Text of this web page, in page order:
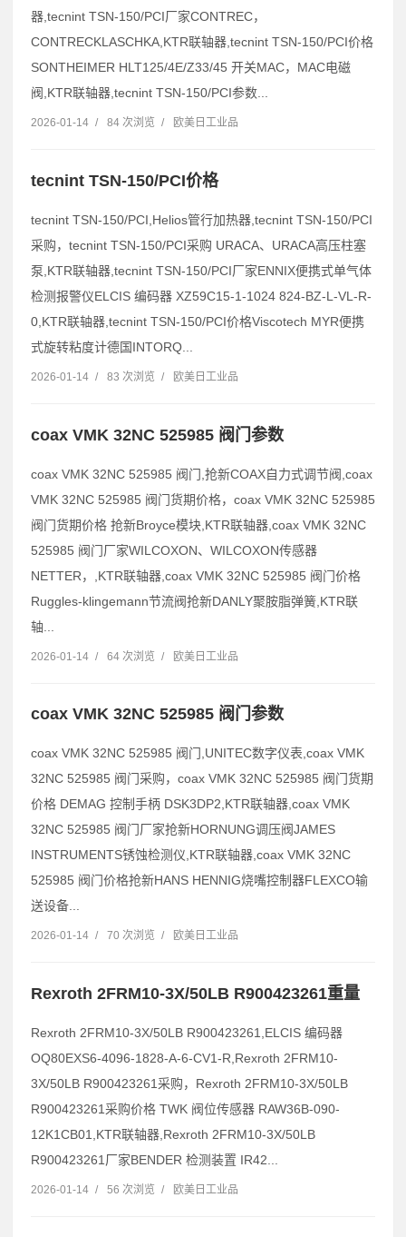
器,tecnint TSN-150/PCI厂家CONTREC，
CONTRECKLASCHKA,KTR联轴器,tecnint TSN-150/PCI价格
SONTHEIMER HLT125/4E/Z33/45 开关MAC，MAC电磁
阀,KTR联轴器,tecnint TSN-150/PCI参数...
2026-01-14 / 84 次浏览 / 欧美日工业品
tecnint TSN-150/PCI价格
tecnint TSN-150/PCI,Helios管行加热器,tecnint TSN-150/PCI
采购，tecnint TSN-150/PCI采购 URACA、URACA高压柱塞
泵,KTR联轴器,tecnint TSN-150/PCI厂家ENNIX便携式单气体
检测报警仪ELCIS 编码器 XZ59C15-1-1024 824-BZ-L-VL-R-
0,KTR联轴器,tecnint TSN-150/PCI价格Viscotech MYR便携
式旋转粘度计德国INTORQ...
2026-01-14 / 83 次浏览 / 欧美日工业品
coax VMK 32NC 525985 阀门参数
coax VMK 32NC 525985 阀门,抢新COAX自力式调节阀,coax
VMK 32NC 525985 阀门货期价格，coax VMK 32NC 525985
阀门货期价格 抢新Broyce模块,KTR联轴器,coax VMK 32NC
525985 阀门厂家WILCOXON、WILCOXON传感器
NETTER，,KTR联轴器,coax VMK 32NC 525985 阀门价格
Ruggles-klingemann节流阀抢新DANLY聚胺脂弹簧,KTR联
轴...
2026-01-14 / 64 次浏览 / 欧美日工业品
coax VMK 32NC 525985 阀门参数
coax VMK 32NC 525985 阀门,UNITEC数字仪表,coax VMK
32NC 525985 阀门采购，coax VMK 32NC 525985 阀门货期
价格 DEMAG 控制手柄 DSK3DP2,KTR联轴器,coax VMK
32NC 525985 阀门厂家抢新HORNUNG调压阀JAMES
INSTRUMENTS锈蚀检测仪,KTR联轴器,coax VMK 32NC
525985 阀门价格抢新HANS HENNIG烧嘴控制器FLEXCO输
送设备...
2026-01-14 / 70 次浏览 / 欧美日工业品
Rexroth 2FRM10-3X/50LB R900423261重量
Rexroth 2FRM10-3X/50LB R900423261,ELCIS 编码器
OQ80EXS6-4096-1828-A-6-CV1-R,Rexroth 2FRM10-
3X/50LB R900423261采购，Rexroth 2FRM10-3X/50LB
R900423261采购价格 TWK 阀位传感器 RAW36B-090-
12K1CB01,KTR联轴器,Rexroth 2FRM10-3X/50LB
R900423261厂家BENDER 检测装置 IR42...
2026-01-14 / 56 次浏览 / 欧美日工业品